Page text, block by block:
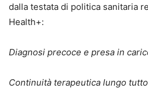
dalla testata di politica sanitaria
Health+:
Diagnosi precoce e presa in
Continuità terapeutica lungo tutto